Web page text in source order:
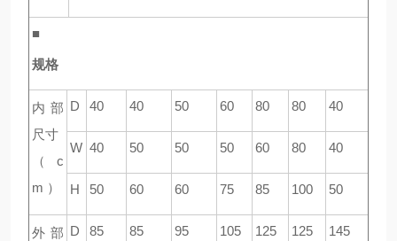
■
规格
内部
尺寸
（ c
m ）
D 40 40 50 60 80 80 40
W 40 50 50 50 60 80 40
H 50 60 60 75 85 100 50
外部 D 85 85 95 105 125 125 145